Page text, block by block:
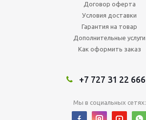
Договор оферта
Условия доставки
Гарантия на товар
Дополнительные услуги
Как оформить заказ
+7 727 31 22 666
Мы в социальных сетях: